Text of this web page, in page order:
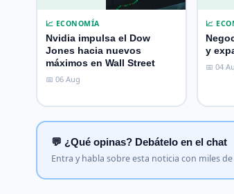
📈 ECONOMÍA
Nvidia impulsa el Dow
Jones hacia nuevos
máximos en Wall Street
📅 06 Aug
📈
y
📅 04
💬 ¿Qué opinas? Debátelo en el chat
Entra y habla sobre esta noticia con miles